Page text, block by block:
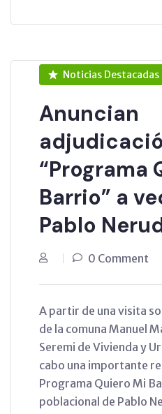
Noticias Destacadas
Anuncian
“Programa
Barrio” a
Pablo
0 Comment
A partir de una visita
de la comuna Manuel
Seremi de Vivienda y
cabo una importante
Programa Quiero Mi
poblacional de Pablo